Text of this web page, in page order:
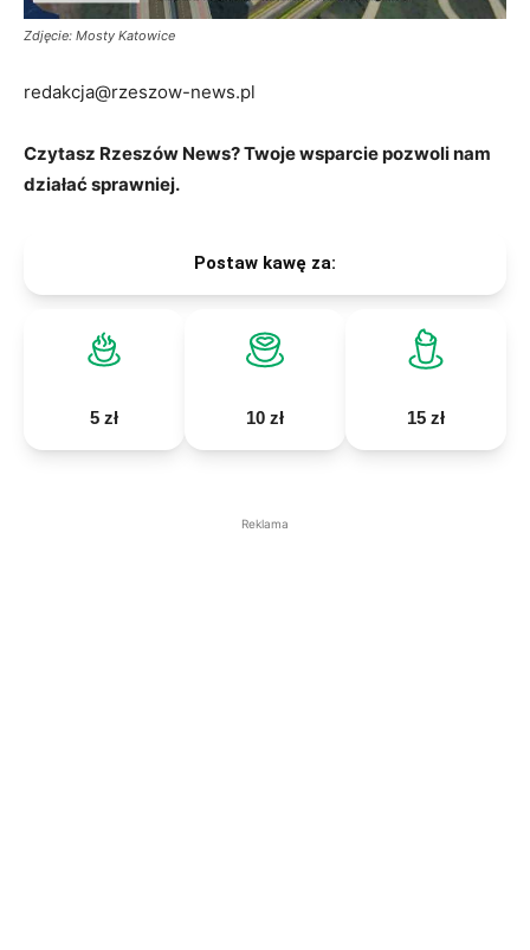
Zdjęcie: Mosty Katowice
redakcja@rzeszow-news.pl
Czytasz Rzeszów News? Twoje wsparcie pozwoli nam
działać sprawniej.
Postaw kawę za:
5 zł 10 zł 15 zł
Reklama